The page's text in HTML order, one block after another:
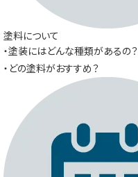
塗料について
・塗装にはどんな種類があるの？
・どの塗料がおすすめ？